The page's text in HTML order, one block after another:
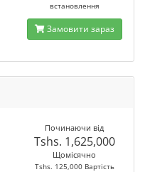
встановлення
Замовити зараз
Починаючи від
Tshs. 1,625,000
Щомісячно
Tshs. 125,000 Вартість